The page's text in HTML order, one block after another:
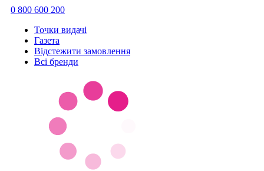
0 800 600 200
Точки видачi
Газета
Відстежити замовлення
Всі бренди